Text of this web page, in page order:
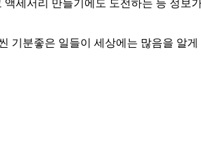
세서리 만들기에도 도전하는 등 정
기분좋은 일들이 세상에는 많음을 알게